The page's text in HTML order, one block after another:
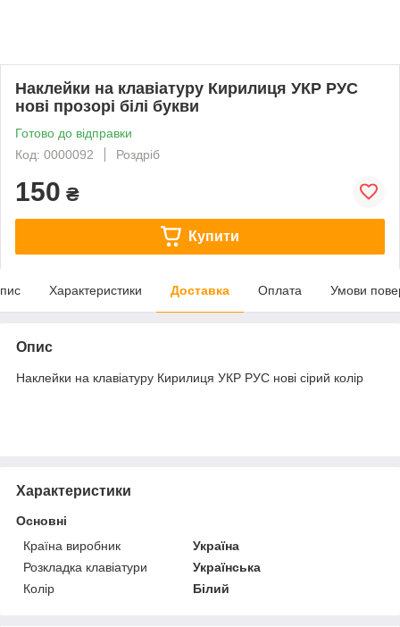
Наклейки на клавіатуру Кирилиця УКР РУС
нові прозорі білі букви
Готово до відправки
Код: 0000092
Роздріб
150 ₴
Купити
Характеристики Доставка Оплата Умови
Опис
Наклейки на клавіатуру Кирилиця УКР РУС нові сірий колір
Характеристики
Основні
Країна виробник
Україна
Розкладка клавіатури
Українська
Колір
Білий